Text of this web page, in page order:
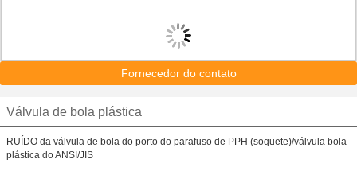
Fornecedor do contato
Válvula de bola plástica
RUÍDO da válvula de bola do porto do parafuso de PPH (soquete)/válvula bola
plástica do ANSI/JIS